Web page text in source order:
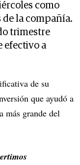
como
la compañía.
trimestre
efectivo a
de su
que ayudó a
más grande del